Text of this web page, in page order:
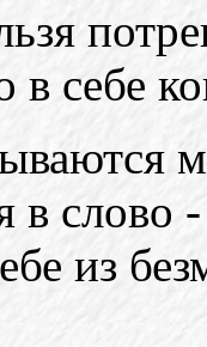
себе
слово -
из